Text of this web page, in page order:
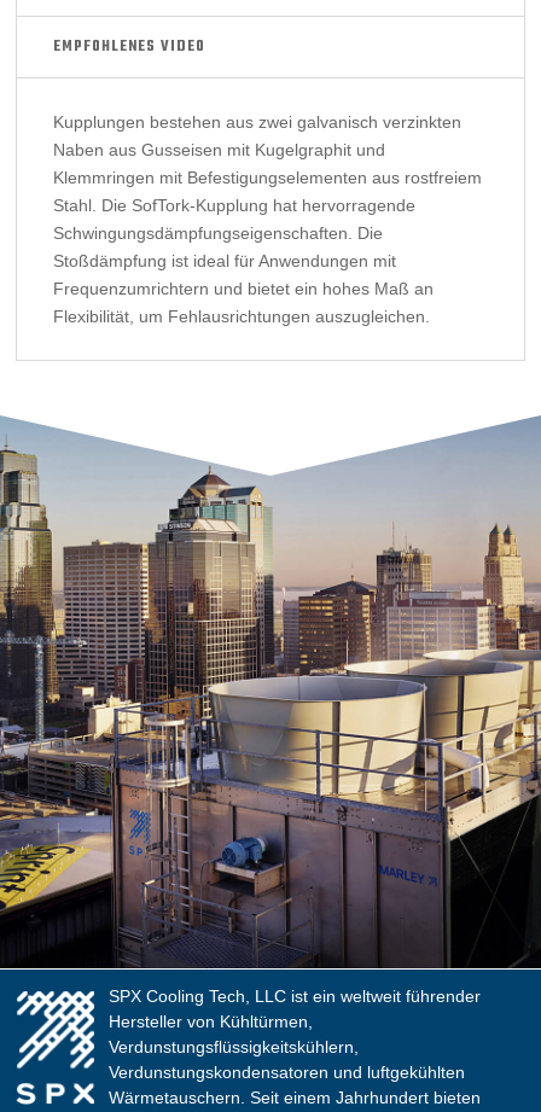
EMPFOHLENES VIDEO
Kupplungen bestehen aus zwei galvanisch verzinkten
Naben aus Gusseisen mit Kugelgraphit und
Klemmringen mit Befestigungselementen aus rostfreiem
Stahl. Die SofTork-Kupplung hat hervorragende
Schwingungsdämpfungseigenschaften. Die
Stoßdämpfung ist ideal für Anwendungen mit
Frequenzumrichtern und bietet ein hohes Maß an
Flexibilität, um Fehlausrichtungen auszugleichen.
SPX Cooling Tech, LLC ist ein weltweit führender
Hersteller von Kühltürmen,
Verdunstungsflüssigkeitskühlern,
Verdunstungskondensatoren und luftgekühlten
Wärmetauschern. Seit einem Jahrhundert bieten